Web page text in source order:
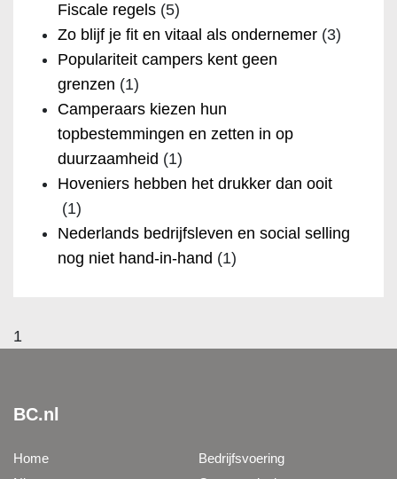
Fiscale regels (5)
Zo blijf je fit en vitaal als ondernemer (3)
Populariteit campers kent geen
grenzen (1)
Camperaars kiezen hun
topbestemmingen en zetten in op
duurzaamheid (1)
Hoveniers hebben het drukker dan ooit
(1)
Nederlands bedrijfsleven en social selling
nog niet hand-in-hand (1)
1
BC.nl
Home
Bedrijfsvoering